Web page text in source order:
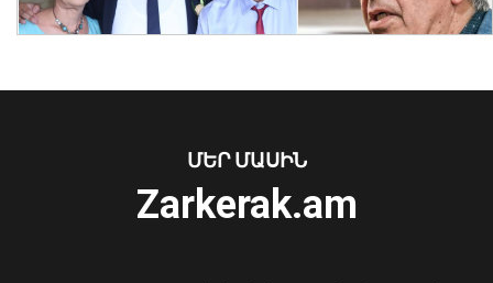
խնդիր է հենց ԵԱՏՄ-ի համար.
Փաշինյան
«Պարտվեցինք դաժան հիվանդության
ՄԵՐ ՄԱՍԻՆ
Zarkerak.am